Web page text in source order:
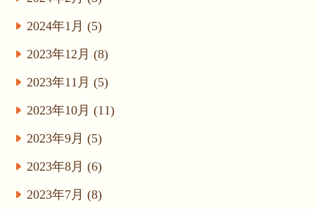
2024年1月 (5)
2023年12月 (8)
2023年11月 (5)
2023年10月 (11)
2023年9月 (5)
2023年8月 (6)
2023年7月 (8)